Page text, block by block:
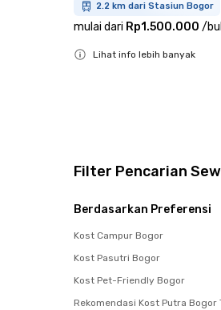
2.2 km dari Stasiun Bogor
mulai dari Rp1.500.000 /
Lihat info lebih banyak
Filter Pencarian
Berdasarkan Preferensi
Kost Campur Bogor
Kost Pasutri Bogor
Kost Pet-Friendly Bogor
Rekomendasi Kost Putra Bogor